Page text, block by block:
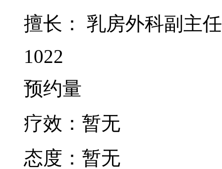
擅长：
乳房外科副主
1022
预约量
疗效： 暂无
态度： 暂无